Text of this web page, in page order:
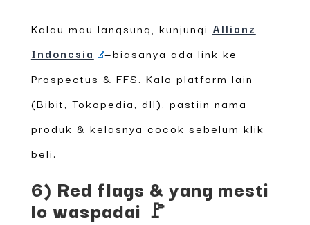
Kalau mau langsung, kunjungi Allianz
Indonesia
—biasanya ada link ke
Prospectus & FFS. Kalo platform lain
(Bibit, Tokopedia, dll), pastiin nama
produk & kelasnya cocok sebelum klik
beli.
6) Red flags & yang mesti
lo waspadai 🚩